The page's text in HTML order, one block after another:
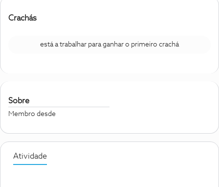
Crachás
está a trabalhar para ganhar o primeiro crachá
Sobre
Membro desde
Atividade